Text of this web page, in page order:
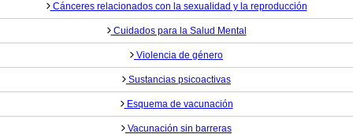
Cánceres relacionados con la sexualidad y la reproducción
Cuidados para la Salud Mental
Violencia de género
Sustancias psicoactivas
Esquema de vacunación
Vacunación sin barreras